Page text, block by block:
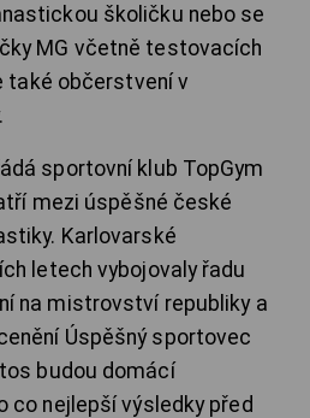
školičku nebo se
MG včetně testovacích
také občerstvení v
sportovní klub TopGym
mezi úspěšné české
Karlovarské
letech vybojovaly řadu
na mistrovství republiky a
Úspěšný sportovec
budou domácí
co nejlepší výsledky před